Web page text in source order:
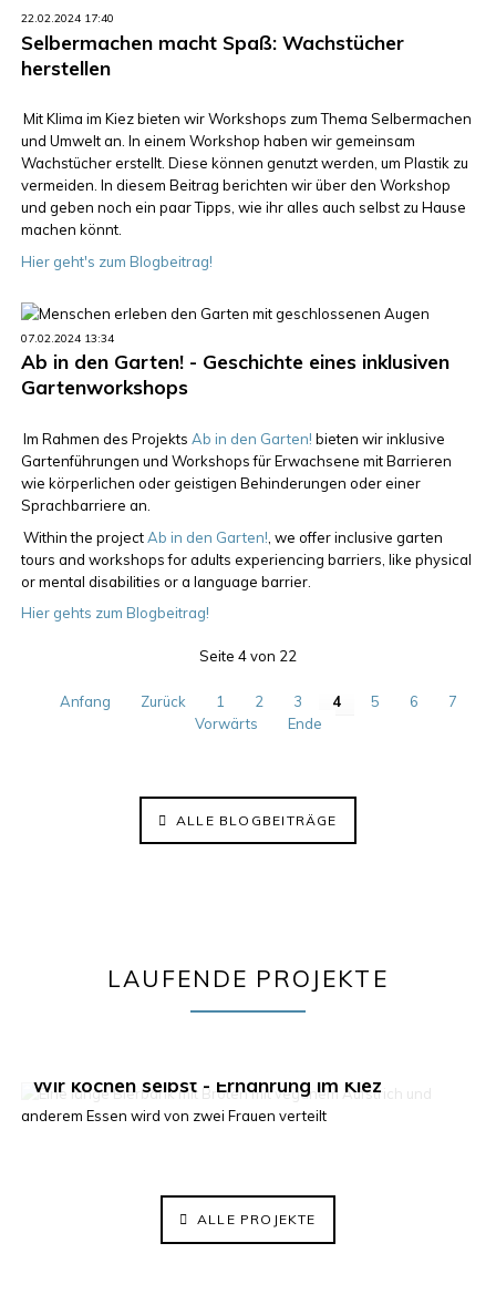
22.02.2024 17:40
Selbermachen macht Spaß: Wachstücher
herstellen
Mit Klima im Kiez bieten wir Workshops zum Thema Selbermachen
und Umwelt an. In einem Workshop haben wir gemeinsam
Wachstücher erstellt. Diese können genutzt werden, um Plastik zu
vermeiden. In diesem Beitrag berichten wir über den Workshop
und geben noch ein paar Tipps, wie ihr alles auch selbst zu Hause
machen könnt.
Hier geht's zum Blogbeitrag!
07.02.2024 13:34
Ab in den Garten! - Geschichte eines inklusiven
Gartenworkshops
Im Rahmen des ProjektsAb in den Garten! bieten wir inklusive
Gartenführungen und Workshops für Erwachsene mit Barrieren
wie körperlichen oder geistigen Behinderungen oder einer
Sprachbarriere an.
Within the projectAb in den Garten! , we offer inclusive garten
tours and workshops for adults experiencing barriers, like physical
or mental disabilities or a language barrier.
Hier gehts zum Blogbeitrag!
Seite 4 von 22
Anfang Zurück 1 2 3 4 5 6
7
Vorwärts
Ende
ALLE BLOGBEITRÄGE
LAUFENDE PROJEKTE
Wir kochen selbst - Ernährung im Kiez
ElisaBeet - Solidarischer Lehrgarten
ALLE PROJEKTE